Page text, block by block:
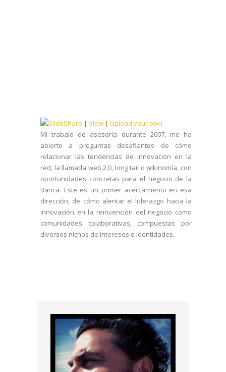
| View | Upload your own
Mi trabajo de asesoría durante 2007, me ha
abierto a preguntas desafiantes de cómo
relacionar las tendencias de innovación en la
red, la llamada web 2.0, long tail o wikinomía, con
oportunidades concretas para el negocio de la
Banca. Este es un primer acercamiento en esa
dirección, de cómo alentar el liderazgo hacia la
innovación en la reinvención del negocio como
comunidades colaborativas, compuestas por
diversos nichos de intereses e identidades.